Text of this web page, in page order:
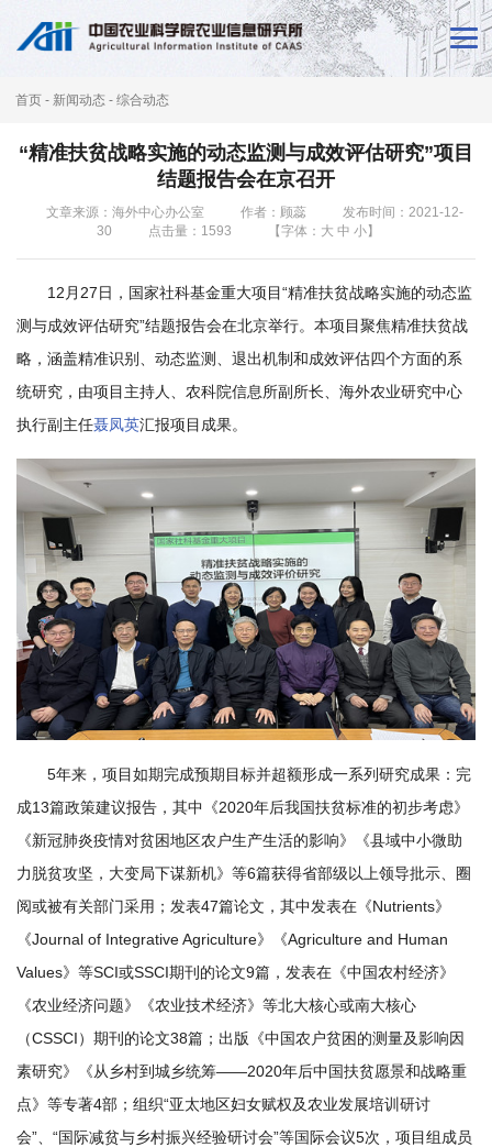
闻
所
概
况
科
学
研
成
转
才
队
国
际
作
首页 - 新闻动态 - 综合动态
“精准扶贫战略实施的动态监测与成效评估研究”项目
结题报告会在京召开
文章来源：海外中心办公室 作者：顾蕊
发布时间：2021-12-
30
点击量： 1593 【字体： 大 中 小】
12月27日，国家社科基金重大项目“精准扶贫战略实施的动态监
测与成效评估研究”结题报告会在北京举行。本项目聚焦精准扶贫战
略，涵盖精准识别、动态监测、退出机制和成效评估四个方面的系
统研究，由项目主持人、农科院信息所副所长、海外农业研究中心
执行副主任聂凤英汇报项目成果。
5年来，项目如期完成预期目标并超额形成一系列研究成果：完
成13篇政策建议报告，其中《2020年后我国扶贫标准的初步考虑》
《新冠肺炎疫情对贫困地区农户生产生活的影响》《县域中小微助
力脱贫攻坚，大变局下谋新机》等6篇获得省部级以上领导批示、圈
阅或被有关部门采用；发表47篇论文，其中发表在《Nutrients》
《Journal of Integrative Agriculture》《Agriculture and Human
Values》等SCI或SSCI期刊的论文9篇，发表在《中国农村经济》
《农业经济问题》《农业技术经济》等北大核心或南大核心
（CSSCI）期刊的论文38篇；出版《中国农户贫困的测量及影响因
素研究》《从乡村到城乡统筹——2020年后中国扶贫愿景和战略重
点》等专著4部；组织“亚太地区妇女赋权及农业发展培训研讨
会”、“国际减贫与乡村振兴经验研讨会”等国际会议5次，项目组成员